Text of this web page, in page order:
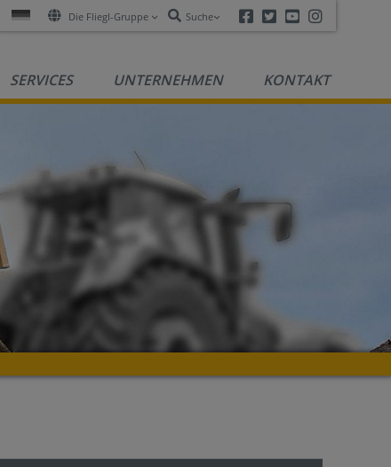
Die Fliegl-Gruppe Suche Facebook
TwitterYoutube
SERVICES UNTERNEHMEN KONTAKT